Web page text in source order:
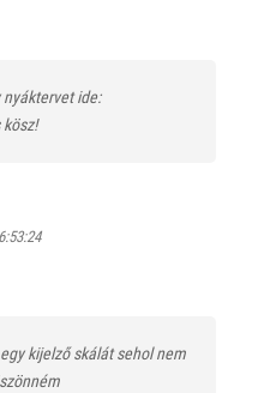
ide:
kijelző skálát sehol nem